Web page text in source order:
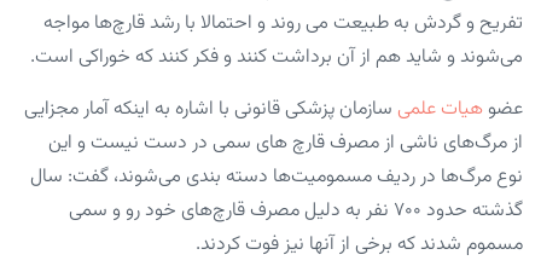
تفریح و گردش به طبیعت می روند و احتمالا با رشد قارچ‌ها مواجه
می‌شوند و شاید هم از آن برداشت کنند و فکر کنند که خوراکی است.
عضو هیات علمی سازمان پزشکی قانونی با اشاره به اینکه آمار مجزایی
از مرگ‌های ناشی از مصرف قارچ های سمی در دست نیست و این
نوع مرگ‌ها در ردیف مسمومیت‌ها دسته بندی می‌شوند، گفت: سال
گذشته حدود ۷۰۰ نفر به دلیل مصرف قارچ‌های خود رو و سمی
مسموم شدند که برخی از آنها نیز فوت کردند.